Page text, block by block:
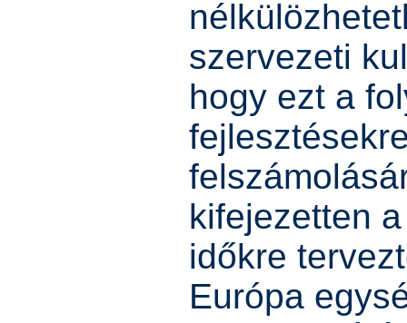
szervezeti
hogy ezt a
kifejezetten
időkre
Európa